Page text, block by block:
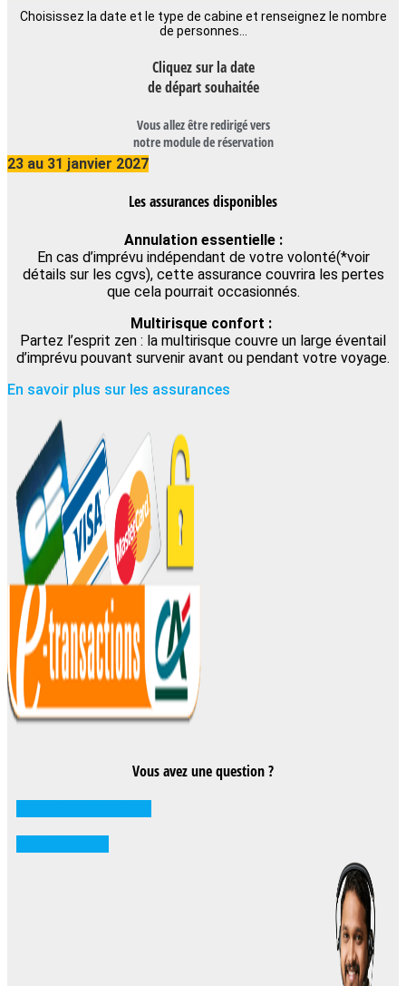
Choisissez la date et le type de cabine et renseignez le nombre
de personnes…
Cliquez sur la date
de départ souhaitée
Vous allez être redirigé vers
notre module de réservation
23 au 31 janvier 2027
Les assurances disponibles
Annulation essentielle :
En cas d’imprévu indépendant de votre volonté(*voir
détails sur les cgvs), cette assurance couvrira les pertes
que cela pourrait occasionnés.
Multirisque confort :
Partez l’esprit zen : la multirisque couvre un large éventail
d’imprévu pouvant survenir avant ou pendant votre voyage.
En savoir plus sur les assurances
Vous avez une question ?